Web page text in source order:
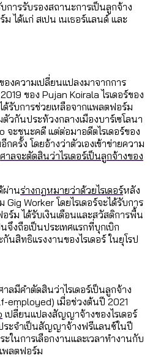
การรับรองสถานะการเป็นลูกจ้าง
ได้แก่ สเปน เนเธอร์แลนด์ และ
งความเปลี่ยนแปลงมาจากการ
ของ Pujan Koirala ไรเดอร์ของ
ด้รับการช่วยเหลือจากแพลตฟอร์ม
วกันประท้วงกลางเมืองบาร์เซโลนา
ะชนะคดี แต่ต่อมาอดีตไรเดอร์ของ
ครั้ง โดยอ้างว่าตัวเองเข้าข่ายความ
ศาลจะตัดสินว่าไรเดอร์เป็นลูกจ้างของ
ผ่านร่างกฎหมายว่าด้วยไรเดอร์หลัง
Worker โดยไรเดอร์จะได้รับการ
ม ได้รับเงินเดือนและสวัสดิการพื้น
งถือเป็นประเทศแรกที่บุกเบิก
นสิทธิแรงงานของไรเดอร์ ในยุโรป
ลมีคำตัดสินว่าไรเดอร์เป็นลูกจ้าง
employed) เมื่อช่วงต้นปี 2021
เปลี่ยนแปลงสัญญาจ้างของไรเดอร์
ระจำเป็นสัญญาจ้างฟรีแลนซ์ในปี
ะในการเลือกงานและเวลาทำงานกับ
พลตฟอร์ม